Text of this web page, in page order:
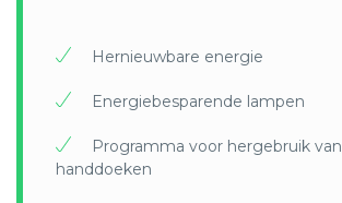
Hernieuwbare energie
Energiebesparende lampen
Programma voor hergebruik van
handdoeken